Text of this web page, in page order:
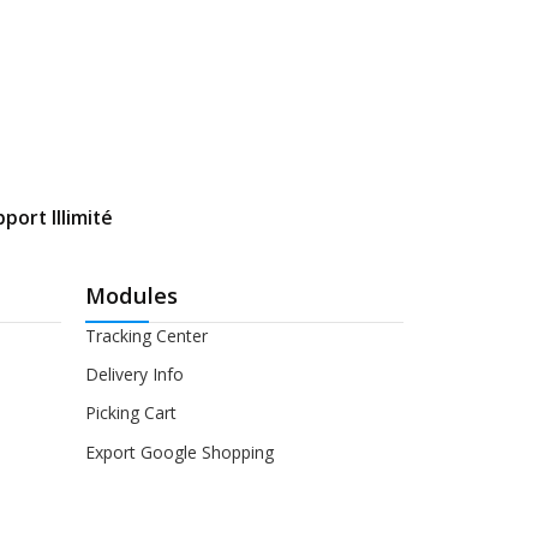
Illimité
Modules
Tracking Center
Delivery Info
Picking Cart
Export Google Shopping